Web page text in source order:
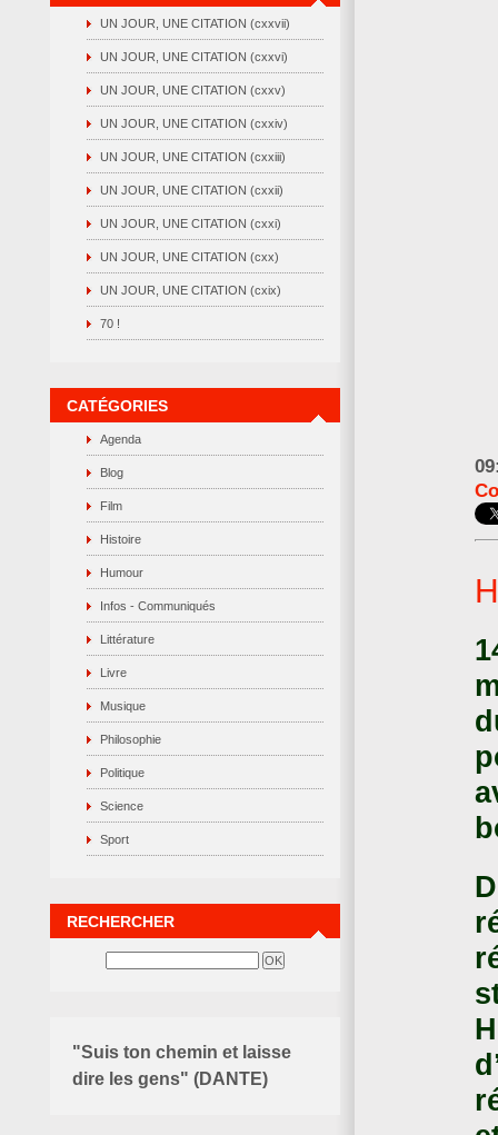
UN JOUR, UNE CITATION (cxxvii)
UN JOUR, UNE CITATION (cxxvi)
UN JOUR, UNE CITATION (cxxv)
UN JOUR, UNE CITATION (cxxiv)
UN JOUR, UNE CITATION (cxxiii)
UN JOUR, UNE CITATION (cxxii)
UN JOUR, UNE CITATION (cxxi)
UN JOUR, UNE CITATION (cxx)
UN JOUR, UNE CITATION (cxix)
70 !
CATÉGORIES
Agenda
Blog
Film
Histoire
Humour
Infos - Communiqués
Littérature
Livre
Musique
Philosophie
Politique
Science
Sport
RECHERCHER
"Suis ton chemin et laisse
dire les gens" (DANTE)